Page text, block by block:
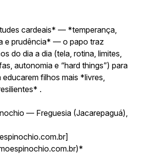
cardeais* — *temperança,
e prudência* — o papo traz
do dia a dia (tela, rotina, limites,
autonomia e “hard things”) para
educarem filhos mais *livres,
.
— Freguesia (Jacarepaguá),